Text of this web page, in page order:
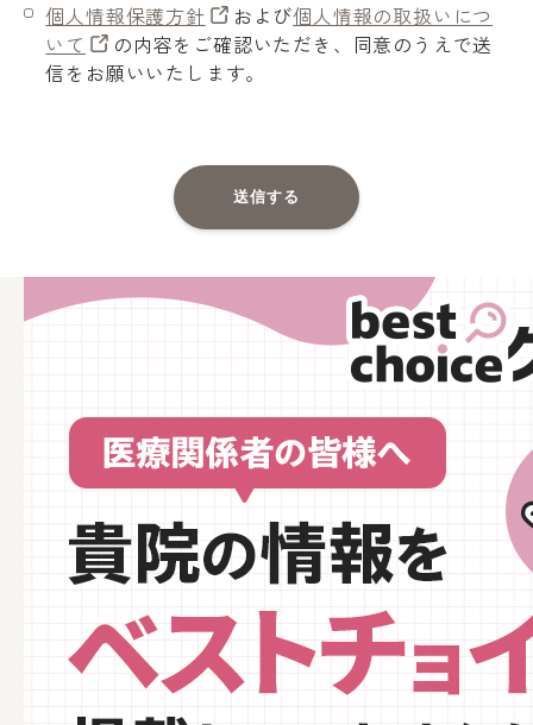
個人情報保護方針 および個人情報の取扱いにつ
いて
の内容をご確認いただき、同意のうえで送
信をお願いいたします。